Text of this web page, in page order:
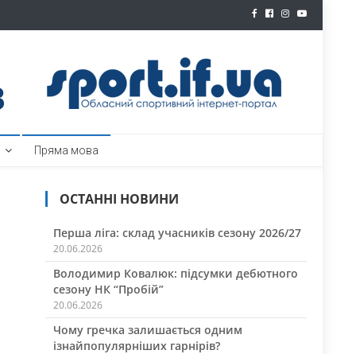
Пряма мова
ОСТАННІ НОВИНИ
Перша ліга: склад учасників сезону 2026/27
20.06.2026
Володимир Ковалюк: підсумки дебютного
сезону НК “Пробій”
20.06.2026
Чому гречка залишається одним
ізнайпопулярніших гарнірів?